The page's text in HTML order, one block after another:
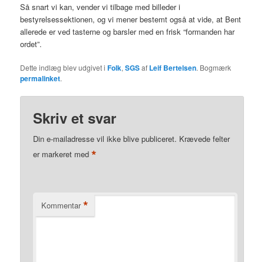
Så snart vi kan, vender vi tilbage med billeder i
bestyrelsessektionen, og vi mener bestemt også at vide, at Bent
allerede er ved tasterne og barsler med en frisk “formanden har
ordet”.
Dette indlæg blev udgivet iFolk,SGSaf Leif Bertelsen. Bogmærk
permalinket.
Skriv et svar
Din e-mailadresse vil ikke blive publiceret. Krævede felter
er markeret med*
Kommentar *